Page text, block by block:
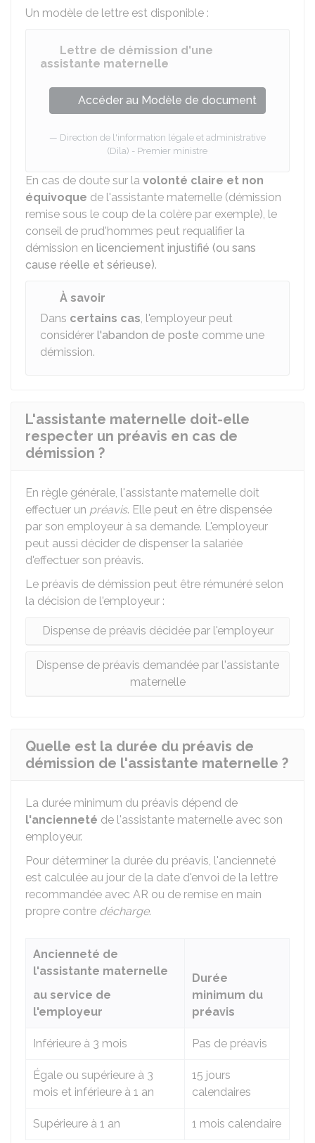
Un modèle de lettre est disponible :
Lettre de démission d'une
assistante maternelle
Accéder au Modèle de document
Direction de l'information légale et administrative
(Dila) - Premier ministre
En cas de doute sur la volonté claire et non
équivoque de l'assistante maternelle (démission
remise sous le coup de la colère par exemple), le
conseil de prud'hommes peut requalifier la
démission en licenciement injustifié (ou sans
cause réelle et sérieuse).
À savoir
Dans certains cas, l'employeur peut
considérer l'abandon de poste comme une
démission.
L'assistante maternelle doit-elle
respecter un préavis en cas de
démission ?
En règle générale, l'assistante maternelle doit
effectuer un préavis. Elle peut en être dispensée
par son employeur à sa demande. L'employeur
peut aussi décider de dispenser la salariée
d'effectuer son préavis.
Le préavis de démission peut être rémunéré selon
la décision de l'employeur :
Dispense de préavis décidée par l'employeur
Dispense de préavis demandée par l'assistante
maternelle
Quelle est la durée du préavis de
démission de l'assistante maternelle ?
La durée minimum du préavis dépend de
l'ancienneté de l'assistante maternelle avec son
employeur.
Pour déterminer la durée du préavis, l'ancienneté
est calculée au jour de la date d'envoi de la lettre
recommandée avec AR ou de remise en main
propre contre décharge.
Ancienneté de
l'assistante maternelle
au service de
l'employeur
Durée
minimum du
préavis
Inférieure à 3 mois Pas de préavis
Égale ou supérieure à 3
mois et inférieure à 1 an
15 jours
calendaires
Supérieure à 1 an 1 mois calendaire